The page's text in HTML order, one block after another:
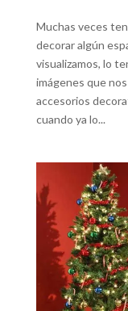
Muchas veces
decorar algún
visualizamos, lo
imágenes que
accesorios
cuando ya lo...